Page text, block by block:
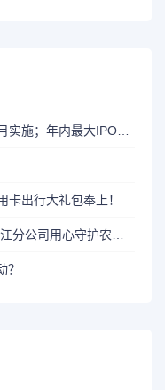
盘前必读丨独董制度重大改革下月实施；年内最大IPO华虹公司今日上市
出行大礼包奉上！